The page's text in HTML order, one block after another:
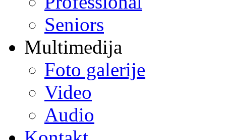
Seniors
Multimedija
Foto galerije
Video
Audio